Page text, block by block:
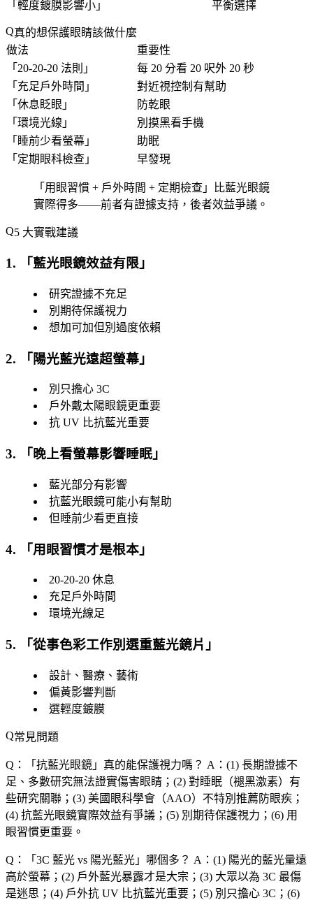
「 輕度鍍膜影響小 」 平衡選擇
真的想保護眼睛該做什麼
做法
重要性
「 20-20-20 法則 」
每 20 分看 20 呎外 20 秒
「 充足戶外時間 」
對近視控制有幫助
「 休息眨眼 」
防乾眼
「 環境光線 」
別摸黑看手機
「 睡前少看螢幕 」
助眠
「 定期眼科檢查 」 早發現
「 用眼習慣 + 戶外時間 + 定期檢查 」比藍光眼鏡
實際得多——前者有證據支持，後者效益爭議。
5 大實戰建議
1. 「藍光眼鏡效益有限 」
研究證據不充足
別期待保護視力
想加可加但別過度依賴
2. 「陽光藍光遠超螢幕 」
別只擔心 3C
戶外戴太陽眼鏡更重要
抗 UV 比抗藍光重要
3. 「 晚上看螢幕影響睡眠 」
藍光部分有影響
抗藍光眼鏡可能小有幫助
但睡前少看更直接
4. 「用眼習慣才是根本 」
20-20-20 休息
充足戶外時間
環境光線足
5. 「從事色彩工作別選重藍光鏡片 」
設計、醫療、藝術
偏黃影響判斷
選輕度鍍膜
常見問題
Q：「 抗藍光眼鏡 」真的能保護視力嗎？ A：(1) 長期證據不
足、多數研究無法證實傷害眼睛；(2) 對睡眠（褪黑激素）有
些研究關聯；(3) 美國眼科學會（AAO）不特別推薦防眼疾；
(4) 抗藍光眼鏡實際效益有爭議；(5) 別期待保護視力；(6) 用
眼習慣更重要。
Q：「 3C 藍光 vs 陽光藍光 」哪個多？ A：(1) 陽光的藍光量遠
高於螢幕；(2) 戶外藍光暴露才是大宗；(3) 大眾以為 3C 最傷
是迷思；(4) 戶外抗 UV 比抗藍光重要；(5) 別只擔心 3C；(6)